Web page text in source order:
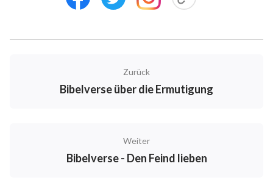
so würde mich doch deine Hand daselbst führen und
Unschuld wird die Frommen leiten; aber die Bosheit
Zurück
Bibelverse über die Ermutigung
Weiter
Bibelverse - Den Feind lieben